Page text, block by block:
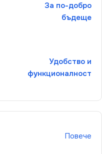
За по-добро
бъдеще
Удобство и
функционалност
Повече